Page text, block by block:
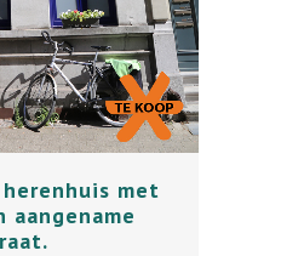
herenhuis met